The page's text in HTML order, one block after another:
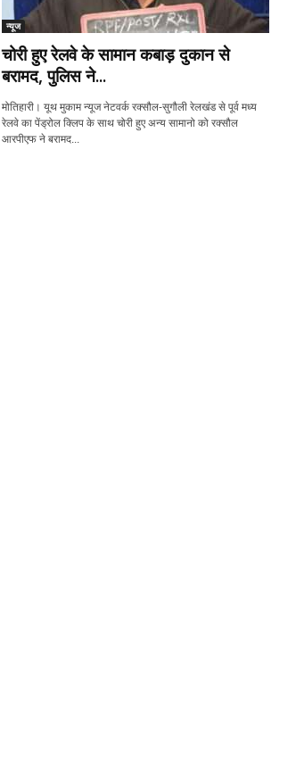
न्यूज
चोरी हुए रेलवे के सामान कबाड़ दुकान से
बरामद, पुलिस ने...
मोतिहारी। यूथ मुकाम न्यूज नेटवर्क रक्सौल-सुगौली रेलखंड से पूर्व मध्य
रेलवे का पेंड्रोल क्लिप के साथ चोरी हुए अन्य सामानो को रक्सौल
आरपीएफ ने बरामद...